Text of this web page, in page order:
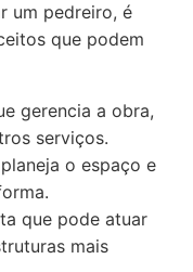
um pedreiro, é
que podem
gerencia a obra,
serviços.
o espaço e
que pode atuar
mais